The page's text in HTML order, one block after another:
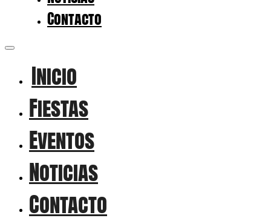
Contacto
Inicio
Fiestas
Eventos
Noticias
Contacto